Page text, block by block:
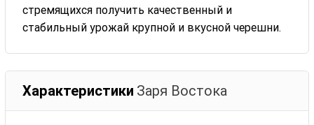
стремящихся получить качественный и
стабильный урожай крупной и вкусной черешни.
Характеристики Заря Востока